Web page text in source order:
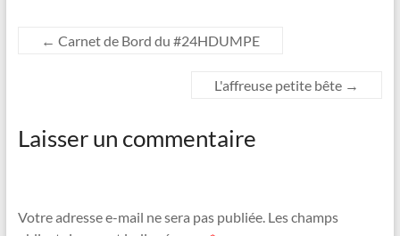
← Carnet de Bord du #24HDUMPE
L'affreuse petite bête →
Laisser un commentaire
Votre adresse e-mail ne sera pas publiée. Les champs